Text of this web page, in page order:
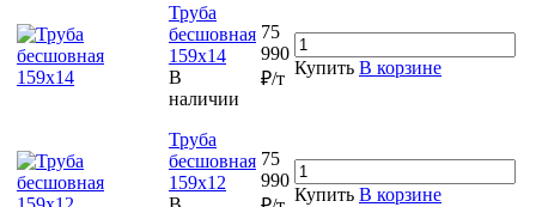
Труба
бесшовная
159х14
В
наличии
75
990
₽/т
Купить В корзине
Труба
бесшовная
159х12
75
990
Купить В корзине